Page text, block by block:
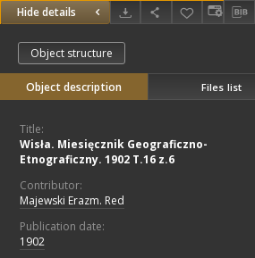
Hide details
Object structure
Object description Files list
Title:
Wisła. Miesięcznik Geograficzno-
Etnograficzny. 1902 T.16 z.6
Contributor:
Majewski Erazm. Red
Publication date:
1902